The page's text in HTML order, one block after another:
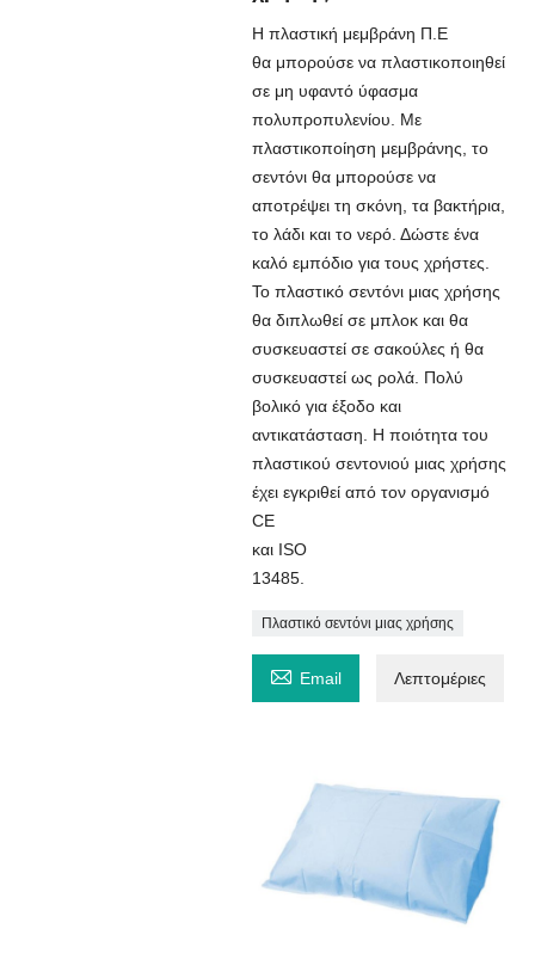
Η πλαστική μεμβράνη Π.Ε
θα μπορούσε να πλαστικοποιηθεί
σε μη υφαντό ύφασμα
πολυπροπυλενίου. Με
πλαστικοποίηση μεμβράνης, το
σεντόνι θα μπορούσε να
αποτρέψει τη σκόνη, τα βακτήρια,
το λάδι και το νερό. Δώστε ένα
καλό εμπόδιο για τους χρήστες.
Το πλαστικό σεντόνι μιας χρήσης
θα διπλωθεί σε μπλοκ και θα
συσκευαστεί σε σακούλες ή θα
συσκευαστεί ως ρολά. Πολύ
βολικό για έξοδο και
αντικατάσταση. Η ποιότητα του
πλαστικού σεντονιού μιας χρήσης
έχει εγκριθεί από τον οργανισμό
CE
και ISO
13485.
Πλαστικό σεντόνι μιας χρήσης
 Email Λεπτομέριες